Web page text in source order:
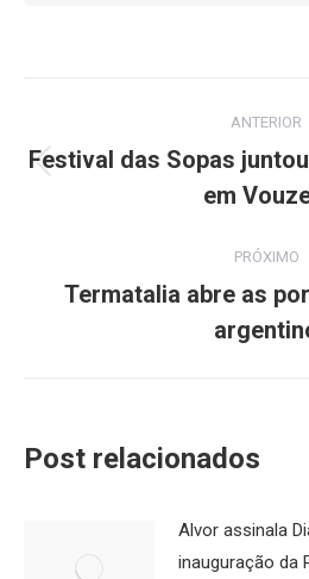
de
ANTERIOR
Post
Festival das Sopas
em
PRÓXIMO
post:
Termatalia abre as
Post relacionados
Alvor assinala
inauguração da